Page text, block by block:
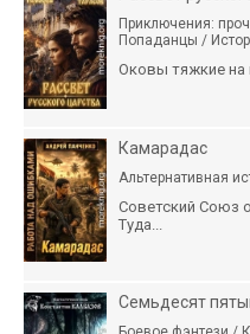
Приключения:
Попаданцы /
Оковы тяжкие на
Камарадас
Альтернативная
Советский Союз
Туда...
Семьдесят